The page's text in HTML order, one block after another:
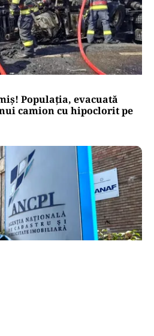
Populația, evacuată
camion cu hipoclorit pe